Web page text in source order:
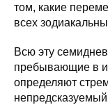
том, какие
всех
Всю эту
пребывающие в
определяют
непредсказуемый